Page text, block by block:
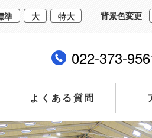
背景色変更
準 大 特大
022-373-
よくある質問